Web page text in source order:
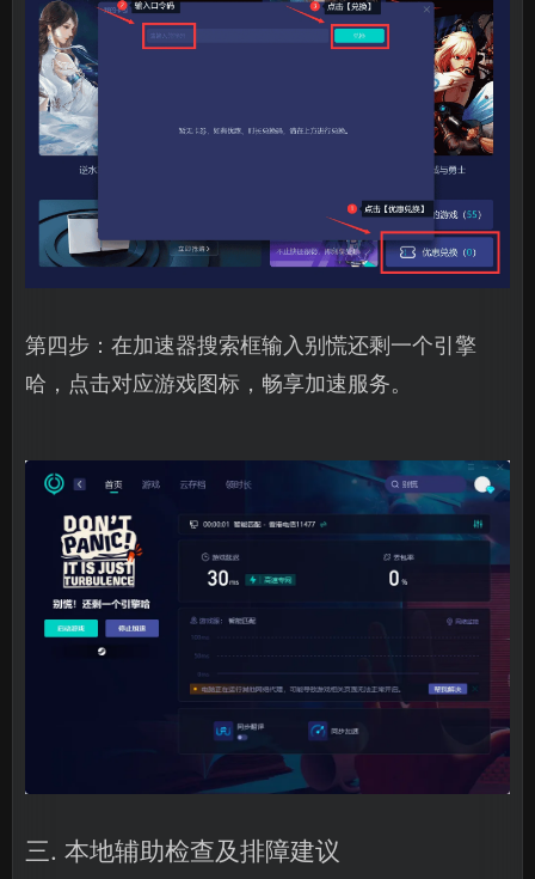
第四步：在加速器搜索框输入别慌还剩一个引擎
哈，点击对应游戏图标，畅享加速服务。
三. 本地辅助检查及排障建议